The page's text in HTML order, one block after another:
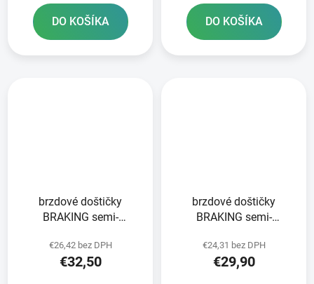
DO KOŠÍKA DO KOŠÍKA
brzdové doštičky
BRAKING semi-
ks v balení
€26,42 bez DPH
€32,50
brzdové doštičky
BRAKING semi-
ks v balení
€24,31 bez DPH
€29,90